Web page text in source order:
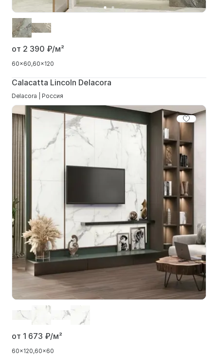
от 2 390 ₽/м²
60x60 60x120
Calacatta Lincoln Delacora
Delacora | Россия
от 1 673 ₽/м²
60x120 60x60